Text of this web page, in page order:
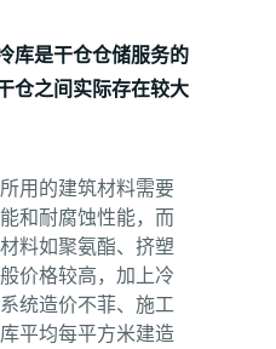
库是干仓仓储服务的
仓之间实际存在较大
用的建筑材料需要
和耐腐蚀性能，而
料如聚氨酯、挤塑
价格较高，加上冷
统造价不菲、施工
平均每平方米建造